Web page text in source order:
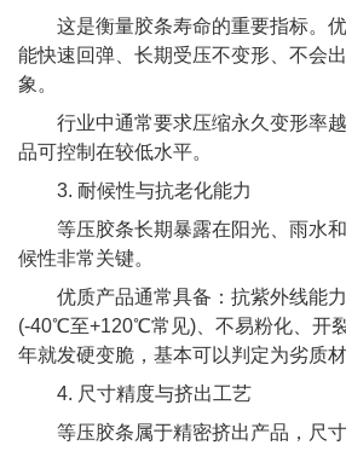
这是衡量胶条寿命的重要指标。优
能快速回弹、长期受压不变形、不会
象。
行业中通常要求压缩永久变形率越
品可控制在较低水平。
3. 耐候性与抗老化能力
等压胶条长期暴露在阳光、雨水和
候性非常关键。
优质产品通常具备：抗紫外线能力
(-40℃至+120℃常见)、不易粉化、开
年就发硬变脆，基本可以判定为劣质材
4. 尺寸精度与挤出工艺
等压胶条属于精密挤出产品，尺寸